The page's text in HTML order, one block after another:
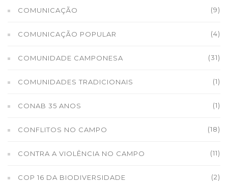
COMUNICAÇÃO (9)
COMUNICAÇÃO POPULAR (4)
COMUNIDADE CAMPONESA (31)
COMUNIDADES TRADICIONAIS (1)
CONAB 35 ANOS (1)
CONFLITOS NO CAMPO (18)
CONTRA A VIOLÊNCIA NO CAMPO (11)
COP 16 DA BIODIVERSIDADE (2)